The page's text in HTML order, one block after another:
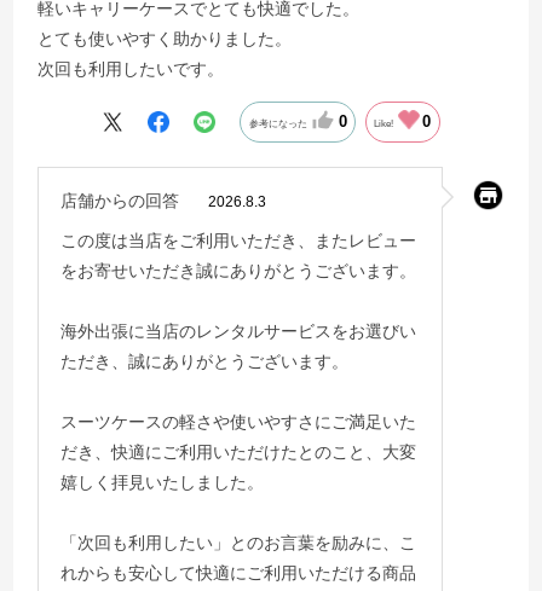
軽いキャリーケースでとても快適でした。
とても使いやすく助かりました。
次回も利用したいです。
参考になった 0 Like! 0
店舗からの回答 2026.8.3
この度は当店をご利用いただき、またレビュー
をお寄せいただき誠にありがとうございます。
海外出張に当店のレンタルサービスをお選びい
ただき、誠にありがとうございます。
スーツケースの軽さや使いやすさにご満足いた
だき、快適にご利用いただけたとのこと、大変
嬉しく拝見いたしました。
「次回も利用したい」とのお言葉を励みに、こ
れからも安心して快適にご利用いただける商品